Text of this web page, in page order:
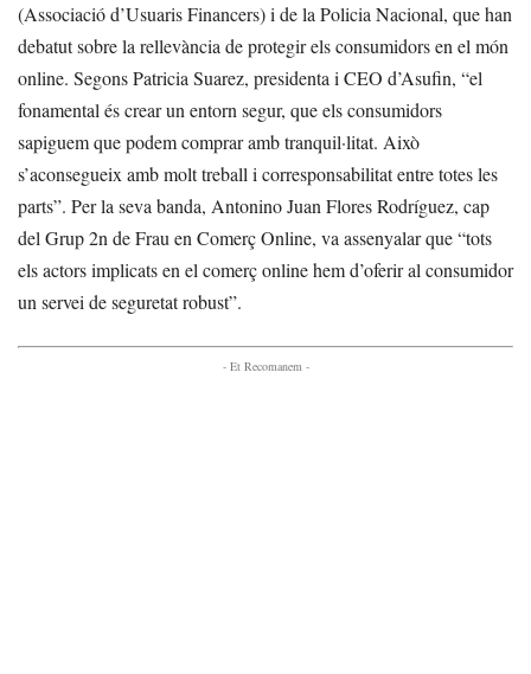
(Associació d’Usuaris Financers) i de la Policia Nacional, que han
debatut sobre la rellevància de protegir els consumidors en el món
online. Segons Patricia Suarez, presidenta i CEO d’Asufin, “el
fonamental és crear un entorn segur, que els consumidors
sapiguem que podem comprar amb tranquil·litat. Això
s’aconsegueix amb molt treball i corresponsabilitat entre totes les
parts”. Per la seva banda, Antonino Juan Flores Rodríguez, cap
del Grup 2n de Frau en Comerç Online, va assenyalar que “tots
els actors implicats en el comerç online hem d’oferir al consumidor
un servei de seguretat robust”.
- Et Recomanem -